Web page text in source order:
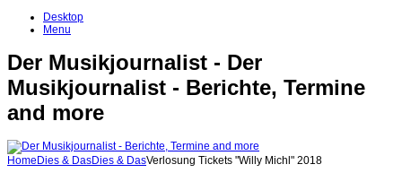
Desktop
Menu
Der Musikjournalist - Der
Musikjournalist - Berichte, Termine
and more
Home Dies & DasDies & DasVerlosung Tickets "Willy Michl" 2018